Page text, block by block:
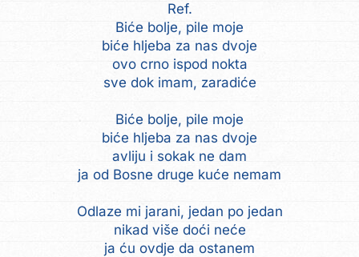
Ref.
Biće bolje, pile moje
biće hljeba za nas dvoje
ovo crno ispod nokta
sve dok imam, zaradiće
Biće bolje, pile moje
biće hljeba za nas dvoje
avliju i sokak ne dam
ja od Bosne druge kuće nemam
Odlaze mi jarani, jedan po jedan
nikad više doći neće
ja ću ovdje da ostanem